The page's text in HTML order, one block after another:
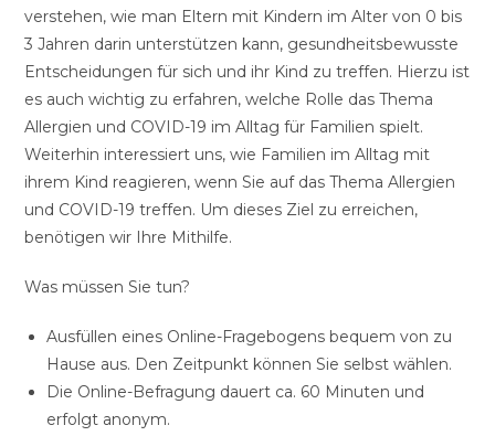
verstehen, wie man Eltern mit Kindern im Alter von 0 bis
3 Jahren darin unterstützen kann, gesundheitsbewusste
Entscheidungen für sich und ihr Kind zu treffen. Hierzu ist
es auch wichtig zu erfahren, welche Rolle das Thema
Allergien und COVID-19 im Alltag für Familien spielt.
Weiterhin interessiert uns, wie Familien im Alltag mit
ihrem Kind reagieren, wenn Sie auf das Thema Allergien
und COVID-19 treffen. Um dieses Ziel zu erreichen,
benötigen wir Ihre Mithilfe.
Was müssen Sie tun?
Ausfüllen eines Online-Fragebogens bequem von zu
Hause aus. Den Zeitpunkt können Sie selbst wählen.
Die Online-Befragung dauert ca. 60 Minuten und
erfolgt anonym.